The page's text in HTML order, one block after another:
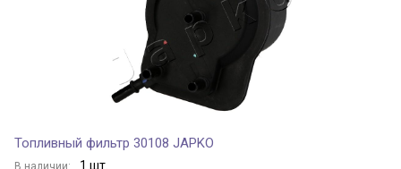
Топливный фильтр 30108 JAPKO
В наличии: 1 шт.